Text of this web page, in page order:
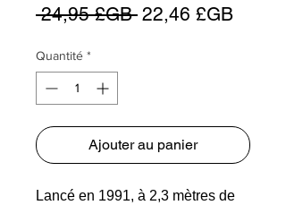
24,95 £GB Prix
22,46 £GBPrix
Quantité *
Ajouter au panier
Lancé en 1991, à 2,3 mètres de